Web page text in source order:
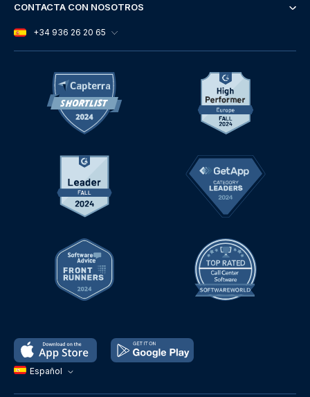
Español
CONTACTA CON NOSOTROS
+34 936 26 20 65